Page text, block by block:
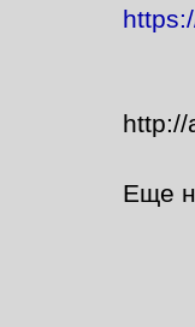
http://
Еще